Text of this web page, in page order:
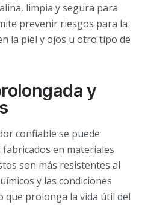
limpia y segura para
prevenir riesgos para la
la piel y ojos u otro tipo de
y
confiable se puede
en materiales
son más resistentes al
y las condiciones
que prolonga la vida útil del